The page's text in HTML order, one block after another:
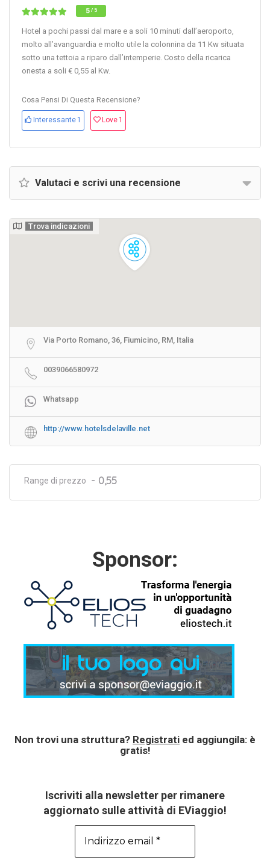
5 / 5
Hotel a pochi passi dal mare e a soli 10 minuti dall’aeroporto,
molto all’avanguardia e molto utile la colonnina da 11 Kw situata
sotto una tettoia a riparo dall’intemperie. Costo della ricarica
onesta a soli € 0,55 al Kw.
Cosa Pensi Di Questa Recensione?
Interessante 1 Love 1
Valutaci e scrivi una recensione
Trova indicazioni
Via Porto Romano, 36, Fiumicino, RM, Italia
0039066580972
Whatsapp
http://www.hotelsdelaville.net
Range di prezzo - 0,55
Sponsor:
Non trovi una struttura? Registrati ed aggiungila: è
gratis!
Iscriviti alla newsletter per rimanere
aggiornato sulle attività di EViaggio!